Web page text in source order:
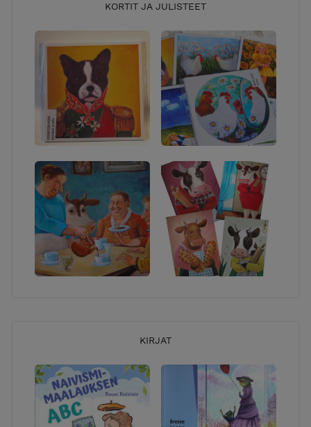
KORTIT JA JULISTEET
KIRJAT